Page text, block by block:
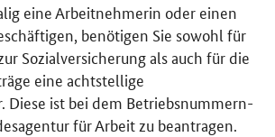
eine Arbeitnehmerin oder einen
benötigen Sie sowohl für
Sozialversicherung als auch für die
eine achtstellige
Diese ist bei dem Betriebsnummern-
für Arbeit zu beantragen.